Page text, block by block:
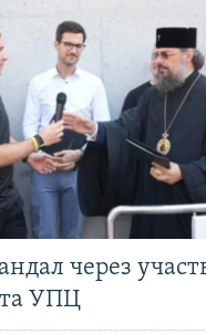
через
УПЦ